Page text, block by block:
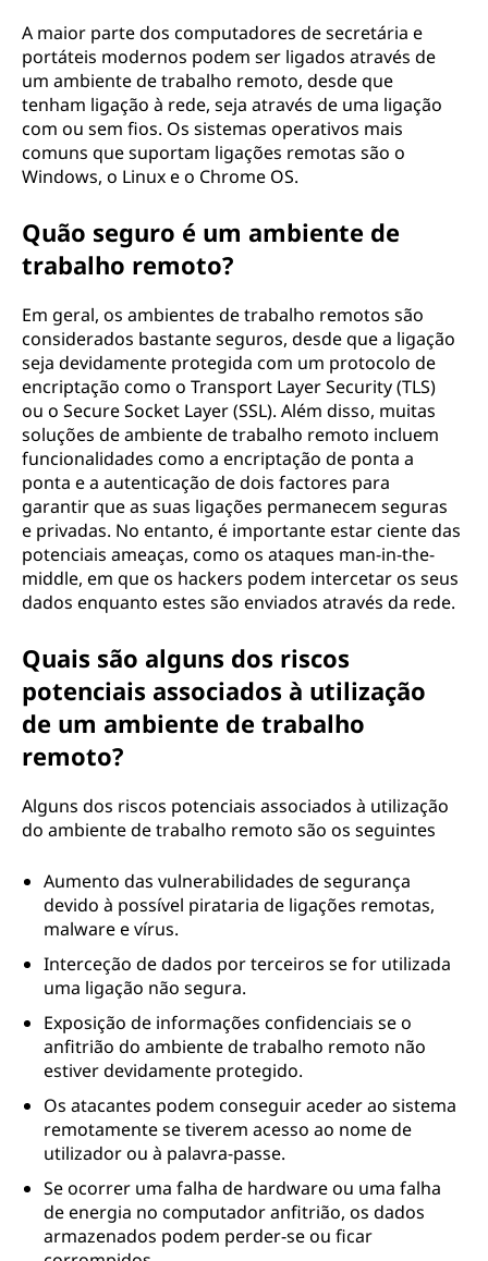
A maior parte dos computadores de secretária e
portáteis modernos podem ser ligados através de
um ambiente de trabalho remoto, desde que
tenham ligação à rede, seja através de uma ligação
com ou sem fios. Os sistemas operativos mais
comuns que suportam ligações remotas são o
Windows, o Linux e o Chrome OS.
Quão seguro é um ambiente de
trabalho remoto?
Em geral, os ambientes de trabalho remotos são
considerados bastante seguros, desde que a ligação
seja devidamente protegida com um protocolo de
encriptação como o Transport Layer Security (TLS)
ou o Secure Socket Layer (SSL). Além disso, muitas
soluções de ambiente de trabalho remoto incluem
funcionalidades como a encriptação de ponta a
ponta e a autenticação de dois factores para
garantir que as suas ligações permanecem seguras
e privadas. No entanto, é importante estar ciente das
potenciais ameaças, como os ataques man-in-the-
middle, em que os hackers podem intercetar os seus
dados enquanto estes são enviados através da rede.
Quais são alguns dos riscos
potenciais associados à utilização
de um ambiente de trabalho
remoto?
Alguns dos riscos potenciais associados à utilização
do ambiente de trabalho remoto são os seguintes
Aumento das vulnerabilidades de segurança
devido à possível pirataria de ligações remotas,
malware e vírus.
Interceção de dados por terceiros se for utilizada
uma ligação não segura.
Exposição de informações confidenciais se o
anfitrião do ambiente de trabalho remoto não
estiver devidamente protegido.
Os atacantes podem conseguir aceder ao sistema
remotamente se tiverem acesso ao nome de
utilizador ou à palavra-passe.
Se ocorrer uma falha de hardware ou uma falha
de energia no computador anfitrião, os dados
armazenados podem perder-se ou ficar